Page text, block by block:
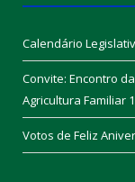
Calendário
Convite: Encontro
Agricultura Familiar
Votos de Feliz